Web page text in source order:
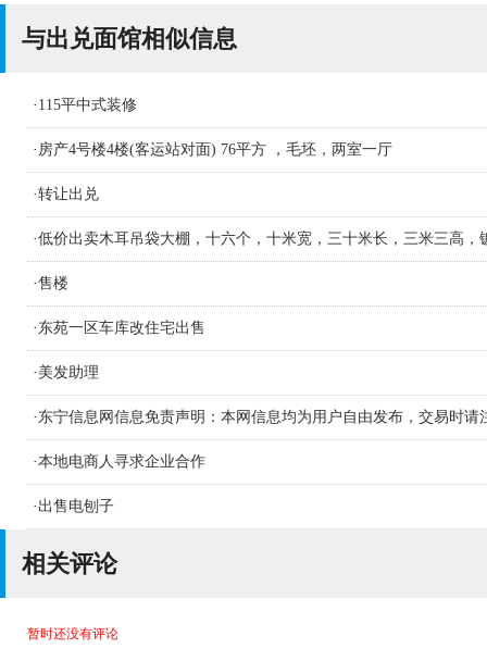
与出兑面馆相似信息
· 115平中式装修
· 房产4号楼4楼(客运站对面) 76平方 ，毛坯，两室一厅
·转让出兑
·低价出卖木耳吊袋大棚，十六个，十米宽，三十米长，三米三高，
材质钢管
·售楼
· 东苑一区车库改住宅出售
· 美发助理
· 东宁信息网信息免责声明：本网信息均为用户自由发布，交易时请
识别信息的真假，如侵害您的权益请联系删
·本地电商人寻求企业合作
· 出售电刨子
相关评论
暂时还没有评论